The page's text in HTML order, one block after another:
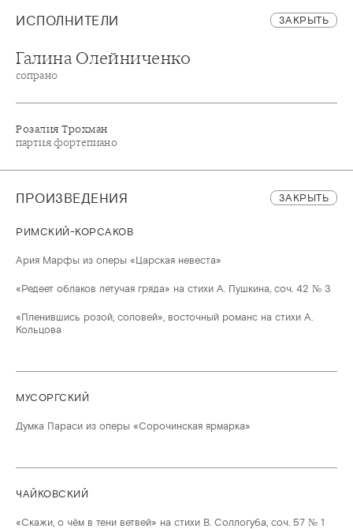
ИСПОЛНИТЕЛИ ЗАКРЫТЬ
Галина Олейниченко
сопрано
Розалия Трохман
партия фортепиано
ПРОИЗВЕДЕНИЯ ЗАКРЫТЬ
РИМСКИЙ-КОРСАКОВ
Ария Марфы из оперы «Царская невеста»
«Редеет облаков летучая гряда» на стихи А. Пушкина, соч. 42 № 3
«Пленившись розой, соловей», восточный романс на стихи А.
Кольцова
МУСОРГСКИЙ
Думка Параси из оперы «Сорочинская ярмарка»
ЧАЙКОВСКИЙ
«Скажи, о чём в тени ветвей» на стихи В. Соллогуба, соч. 57 № 1